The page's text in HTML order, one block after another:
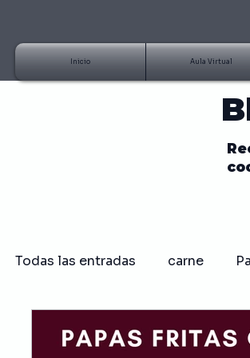
Inicio Aula Virtual
Todas las entradas carne